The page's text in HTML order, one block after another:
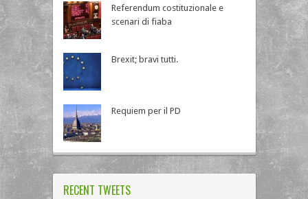
Referendum costituzionale e
scenari di fiaba
Brexit; bravi tutti.
Requiem per il PD
RECENT TWEETS